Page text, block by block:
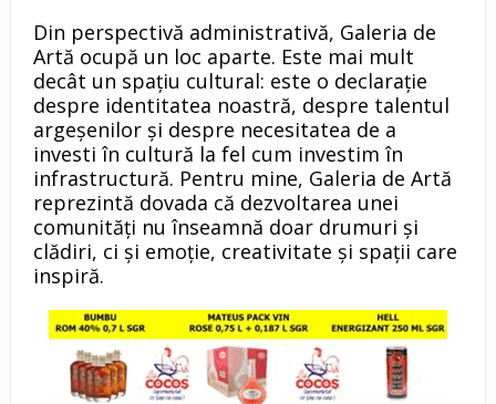
Din perspectivă administrativă, Galeria de
Artă ocupă un loc aparte. Este mai mult
decât un spațiu cultural: este o declarație
despre identitatea noastră, despre talentul
argeșenilor și despre necesitatea de a
investi în cultură la fel cum investim în
infrastructură. Pentru mine, Galeria de Artă
reprezintă dovada că dezvoltarea unei
comunități nu înseamnă doar drumuri și
clădiri, ci și emoție, creativitate și spații care
inspiră.